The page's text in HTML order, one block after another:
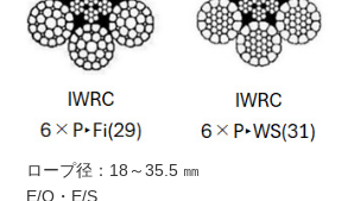
ロープ径：18～35.5 ㎜
E/O・E/S